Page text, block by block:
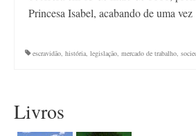
Princesa Isabel, acabando de uma
escravidão, história, legislação, mercado de trabalho,
Livros